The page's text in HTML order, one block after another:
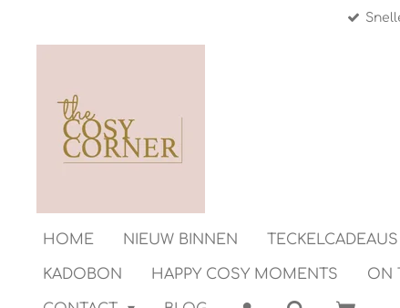
direct
hoofdinhoud
HOME NIEUW BINNEN TECKELCADEAUS
KADOBON HAPPY COSY MOMENTS ON